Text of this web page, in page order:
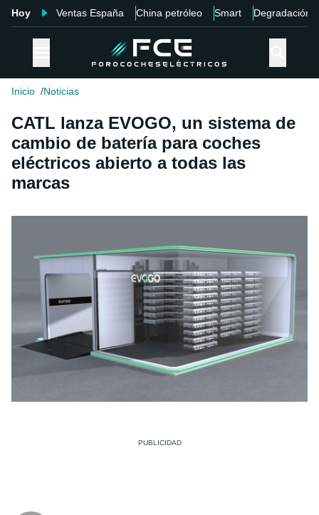
Hoy Ventas España China petróleo Smart Degradación
Inicio Noticias
CATL lanza EVOGO, un sistema de
cambio de batería para coches
eléctricos abierto a todas las
marcas